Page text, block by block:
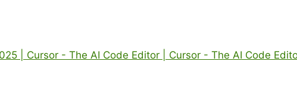
| Cursor - The AI Code Editor | Cursor - The AI Code